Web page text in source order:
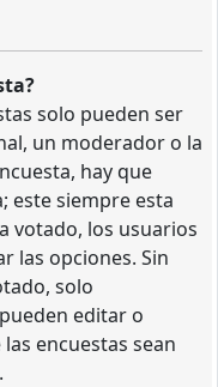
solo pueden ser
un moderador o la
hay que
este siempre esta
votado, los usuarios
las opciones. Sin
solo
editar o
encuestas sean